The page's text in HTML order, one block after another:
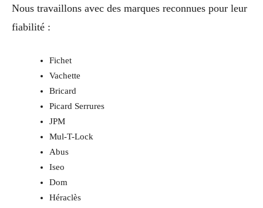
Nous travaillons avec des marques reconnues pour leur
fiabilité :
Fichet
Vachette
Bricard
Picard Serrures
JPM
Mul-T-Lock
Abus
Iseo
Dom
Héraclès